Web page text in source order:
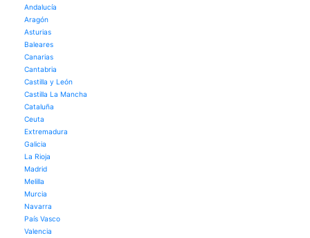
Andalucía
Aragón
Asturias
Baleares
Canarias
Cantabria
Castilla y León
Castilla La Mancha
Cataluña
Ceuta
Extremadura
Galicia
La Rioja
Madrid
Melilla
Murcia
Navarra
País Vasco
Valencia